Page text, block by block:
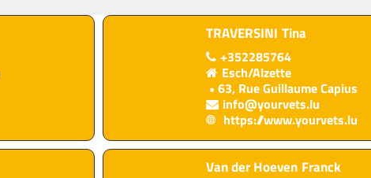
TRAVERSINI Tina
+352285764
Esch/Alzette
63, Rue Guillaume Capius
info@yourvets.lu
https://www.yourvets.lu
Van der Hoeven Franck